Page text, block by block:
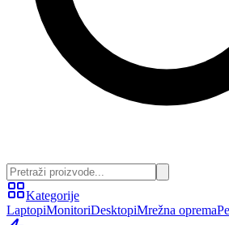
Kategorije
LaptopiMonitoriDesktopiMrežna oprema